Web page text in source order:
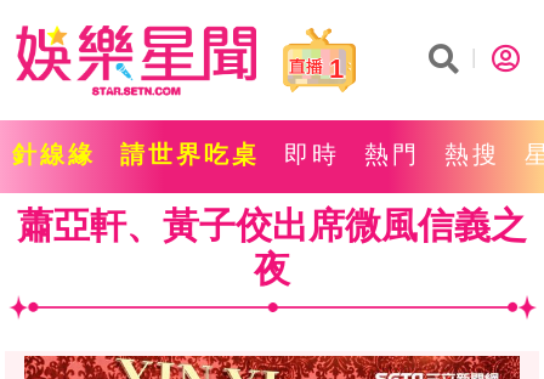
1
針線緣 請世界吃桌 即時 熱門 熱搜
蕭亞軒、黃子佼出席微風信義之
夜